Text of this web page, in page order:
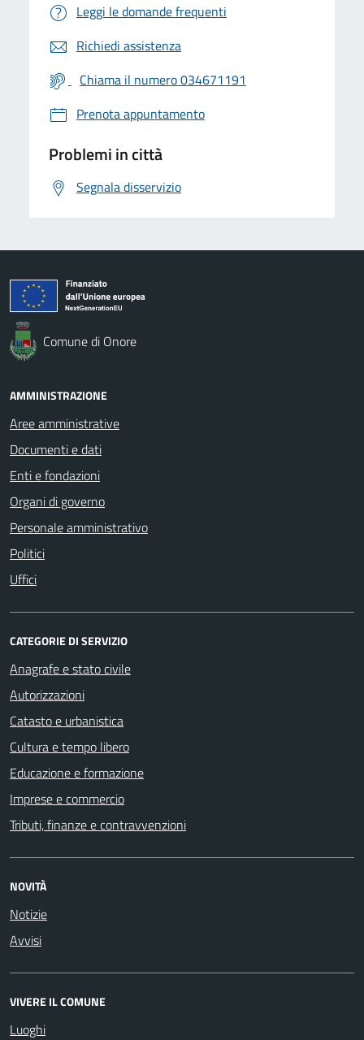
Leggi le domande frequenti
Richiedi assistenza
Chiama il numero 034671191
Prenota appuntamento
Problemi in città
Segnala disservizio
Comune di Onore
AMMINISTRAZIONE
Aree amministrative
Documenti e dati
Enti e fondazioni
Organi di governo
Personale amministrativo
Politici
Uffici
CATEGORIE DI SERVIZIO
Anagrafe e stato civile
Autorizzazioni
Catasto e urbanistica
Cultura e tempo libero
Educazione e formazione
Imprese e commercio
Tributi, finanze e contravvenzioni
NOVITÀ
Notizie
Avvisi
VIVERE IL COMUNE
Luoghi